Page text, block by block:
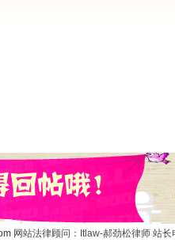
网站法律顾问：Itlaw-郝劲松律师 站